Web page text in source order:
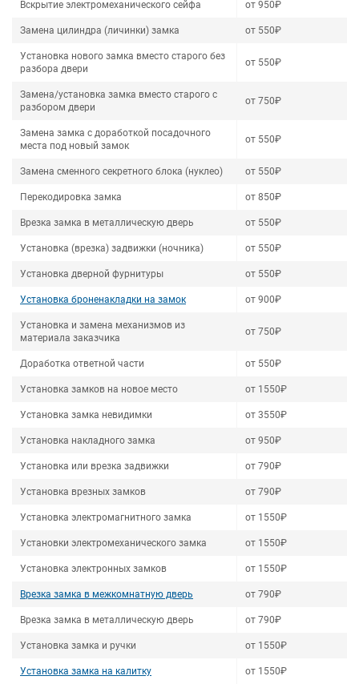
Вскрытие электромеханического сейфа от 950₽
Замена цилиндра (личинки) замка от 550₽
Установка нового замка вместо старого без
разбора двери
от 550₽
Замена/установка замка вместо старого с
разбором двери
от 750₽
Замена замка с доработкой посадочного
места под новый замок
от 550₽
Замена сменного секретного блока (нуклео) от 550₽
Перекодировка замка от 850₽
Врезка замка в металлическую дверь от 550₽
Установка (врезка) задвижки (ночника) от 550₽
Установка дверной фурнитуры от 550₽
Установка броненакладки на замок от 900₽
Установка и замена механизмов из
материала заказчика
от 750₽
Доработка ответной части от 550₽
Установка замков на новое место от 1550₽
Установка замка невидимки от 3550₽
Установка накладного замка от 950₽
Установка или врезка задвижки от 790₽
Установка врезных замков от 790₽
Установка электромагнитного замка от 1550₽
Установки электромеханического замка от 1550₽
Установка электронных замков от 1550₽
Врезка замка в межкомнатную дверь от 790₽
Врезка замка в металлическую дверь от 790₽
Установка замка и ручки от 1550₽
Установка замка на калитку от 1550₽